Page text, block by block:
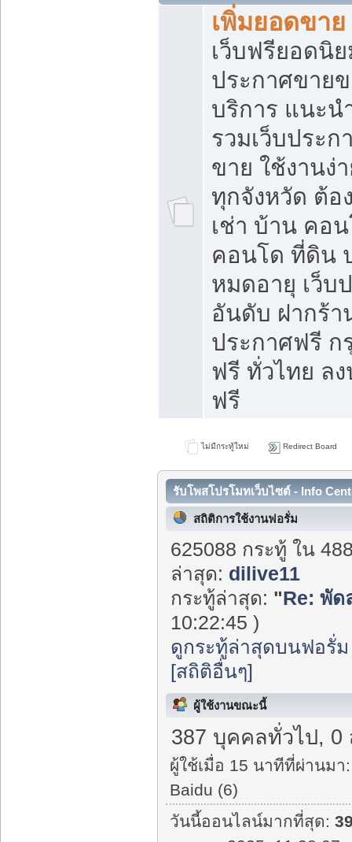
เพิ่มยอดขา
เว็บฟรียอดนิ
ประกาศขาย
บริการ แนะน
รวมเว็บประก
ขาย ใช้งานง่
ทุกจังหวัด ต้อ
เช่า บ้าน คอ
คอนโด ที่ดิน
หมดอายุ เว็บ
อันดับ ฝากร้า
ประกาศฟรี ก
ฟรี ทั่วไทย ล
ฟรี
ไม่มีกระทู้ใหม่ Redirect Board
รับโพสโปรโมทเว็บไซต์ - Info
สถิติการใช้งานฟอรั่ม
625088 กระทู้ ใน
ล่าสุด: dilive11
กระทู้ล่าสุด: "Re: พัด
10:22:45 )
ดูกระทู้ล่าสุดบนฟอรั่ม
[สถิติอื่นๆ]
ผู้ใช้งานขณะนี้
387 บุคคลทั่วไป, 0
ผู้ใช้เมื่อ 15 นาทีที่ผ่านมา:
Baidu (6)
วันนี้ออนไลน์มากที่สุด: